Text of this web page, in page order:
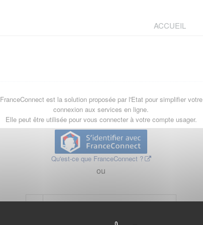
ACCUEIL
FranceConnect est la solution proposée par l'Etat pour simplifier votre
connexion aux services en ligne.
Elle peut être utilisée pour vous connecter à votre compte usager.
Qu'est-ce que FranceConnect ?
ou